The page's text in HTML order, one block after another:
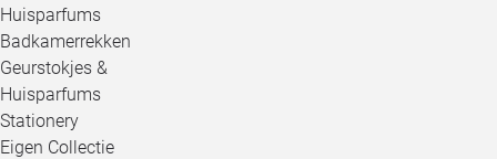
Huisparfums
Badkamerrekken
Geurstokjes &
Huisparfums
Stationery
Eigen Collectie